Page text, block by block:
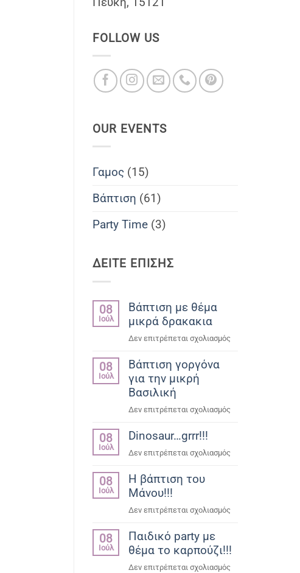
FOLLOW US
OUR EVENTS
Γαμος (15)
Βάπτιση (61)
Party Time (3)
ΔΕΙΤΕ ΕΠΙΣΗΣ
08
Ιούλ
Βάπτιση με θέμα
μικρά δρακακια
Δεν επιτρέπεται σχολιασμόςστο
08
Ιούλ
Βάπτιση γοργόνα
για την μικρή
Βασιλική
Δεν επιτρέπεται σχολιασμόςστο
08
Ιούλ
Dinosaur…grrr!!!
Δεν επιτρέπεται σχολιασμόςστο
08
Ιούλ
Η βάπτιση του
Μάνου!!!
Δεν επιτρέπεται σχολιασμόςστο
του
08
Ιούλ
Παιδικό party με
θέμα το καρπούζι!!!
Δεν επιτρέπεται σχολιασμόςστο